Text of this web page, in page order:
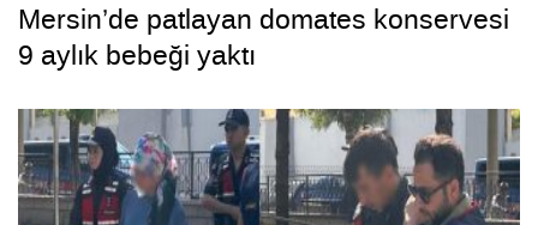
Mersin’de patlayan domates konservesi
9 aylık bebeği yaktı